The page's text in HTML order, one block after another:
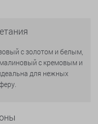
с золотом и белым,
с кремовым и
для нежных